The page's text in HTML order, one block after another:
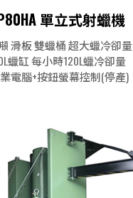
單立式射蠟機
滑板 雙蠟桶 超大蠟冷卻量
蠟缸 每小時120L蠟冷卻量
電腦+按鈕螢幕控制(停產)